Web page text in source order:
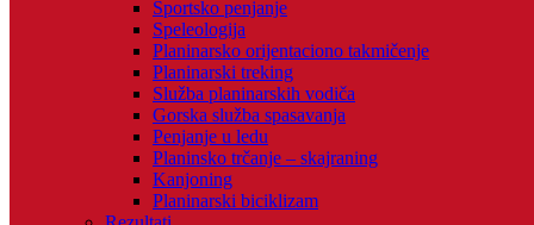
Sportsko penjanje
Speleologija
Planinarsko orijentaciono takmičenje
Planinarski treking
Služba planinarskih vodiča
Gorska služba spasavanja
Penjanje u ledu
Planinsko trčanje – skajraning
Kanjoning
Planinarski biciklizam